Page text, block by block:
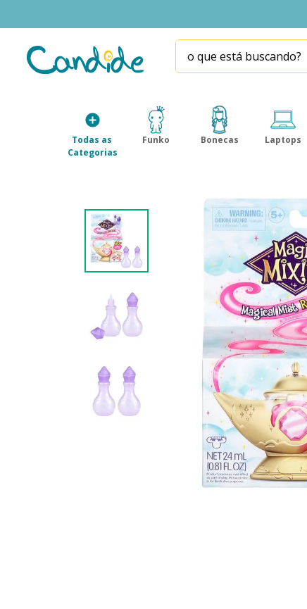
o que está buscando?
Todas as
Categorias
Funko Bonecas Laptops
fill the fridge
homem aranha
five nights at freddy s
7
8º
funko pop
guerreiras kpop
10